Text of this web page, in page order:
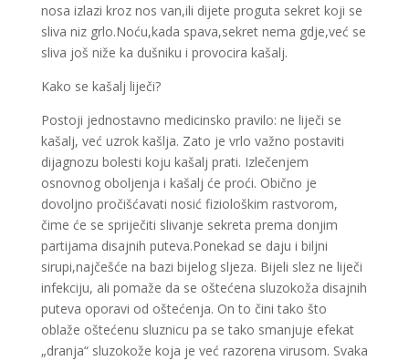
nosa izlazi kroz nos van,ili dijete proguta sekret koji se
sliva niz grlo.Noću,kada spava,sekret nema gdje,već se
sliva još niže ka dušniku i provocira kašalj.
Kako se kašalj liječi?
Postoji jednostavno medicinsko pravilo: ne liječi se
kašalj, već uzrok kašlja. Zato je vrlo važno postaviti
dijagnozu bolesti koju kašalj prati. Izlečenjem
osnovnog oboljenja i kašalj će proći. Obično je
dovoljno pročišćavati nosić fiziološkim rastvorom,
čime će se spriječiti slivanje sekreta prema donjim
partijama disajnih puteva.Ponekad se daju i biljni
sirupi,najčešće na bazi bijelog sljeza. Bijeli slez ne liječi
infekciju, ali pomaže da se oštećena sluzokoža disajnih
puteva oporavi od oštećenja. On to čini tako što
oblaže oštećenu sluznicu pa se tako smanjuje efekat
„dranja“ sluzokože koja je već razorena virusom. Svaka